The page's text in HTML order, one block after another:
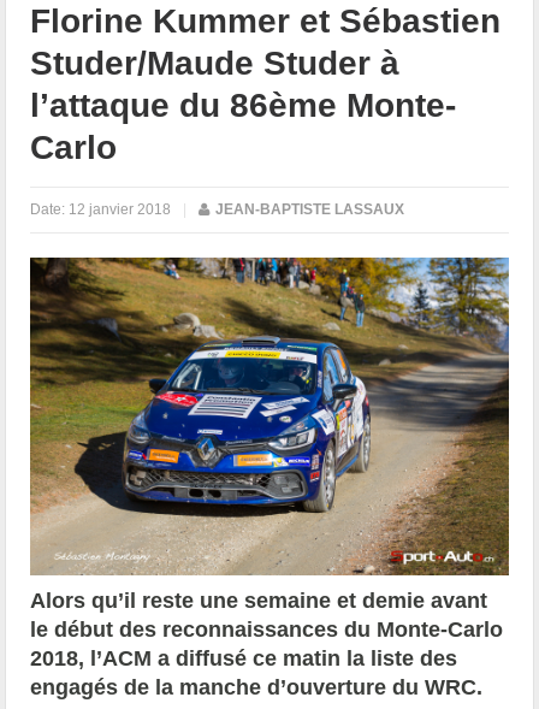
Florine Kummer et Sébastien
Studer/Maude Studer à
l’attaque du 86ème Monte-
Carlo
Date: 12 janvier 2018 | JEAN-BAPTISTE LASSAUX
Alors qu’il reste une semaine et demie avant
le début des reconnaissances du Monte-Carlo
2018, l’ACM a diffusé ce matin la liste des
engagés de la manche d’ouverture du WRC.